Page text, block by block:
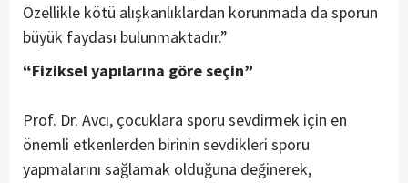
Özellikle kötü alışkanlıklardan korunmada da sporun
büyük faydası bulunmaktadır.”
“Fiziksel yapılarına göre seçin”
Prof. Dr. Avcı, çocuklara sporu sevdirmek için en
önemli etkenlerden birinin sevdikleri sporu
yapmalarını sağlamak olduğuna değinerek,